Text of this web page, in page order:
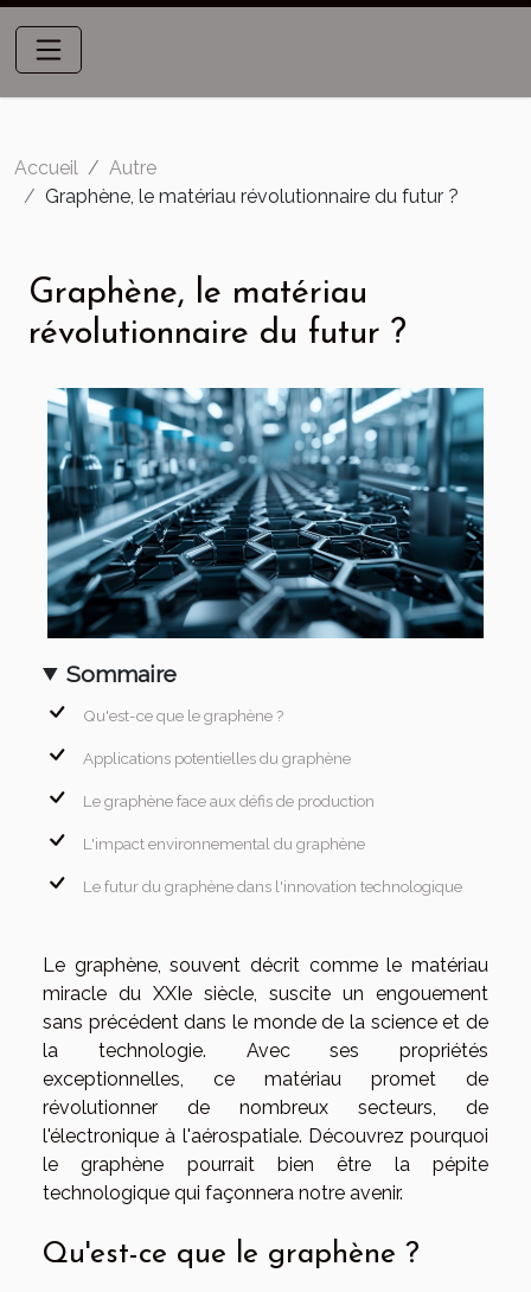
Accueil
Autre
Graphène, le matériau révolutionnaire du futur ?
Graphène, le matériau
révolutionnaire du futur ?
Sommaire
Qu'est-ce que le graphène ?
Applications potentielles du graphène
Le graphène face aux défis de production
L'impact environnemental du graphène
Le futur du graphène dans l'innovation technologique
Le graphène, souvent décrit comme le matériau
miracle du XXIe siècle, suscite un engouement
sans précédent dans le monde de la science et de
la technologie. Avec ses propriétés
exceptionnelles, ce matériau promet de
révolutionner de nombreux secteurs, de
l'électronique à l'aérospatiale. Découvrez pourquoi
le graphène pourrait bien être la pépite
technologique qui façonnera notre avenir.
Qu'est-ce que le graphène ?